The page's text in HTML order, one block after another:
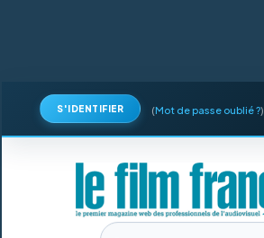
S'IDENTIFIER (Mot de passe oublié ?)